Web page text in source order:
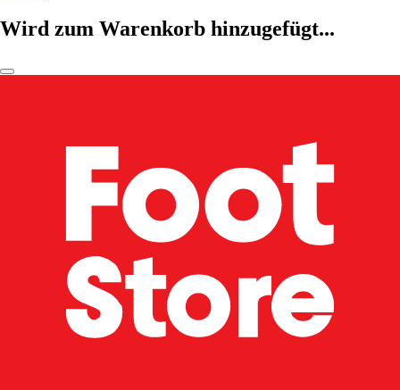
Wird zum Warenkorb hinzugefügt...